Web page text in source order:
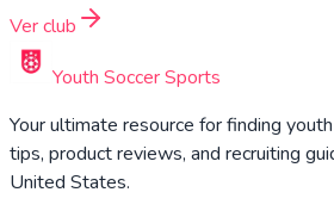
Ver club
Youth Soccer Sports
Your ultimate resource for finding
tips, product reviews, and recruiting
United States.